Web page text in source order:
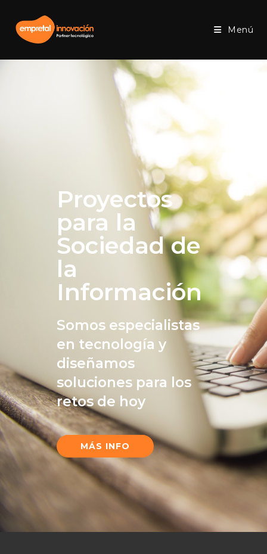
Menú
Proyectos
para la
Sociedad de
la
Información
Somos especialistas
en tecnología y
diseñamos
soluciones para los
retos de hoy
MÁS INFO